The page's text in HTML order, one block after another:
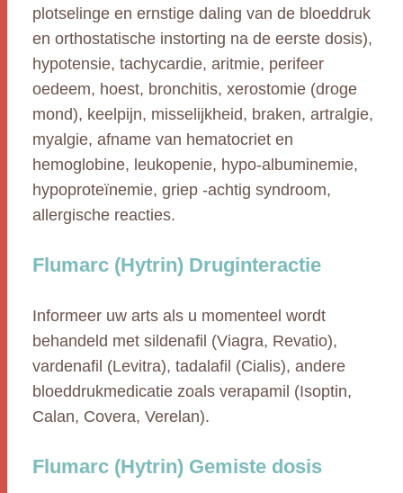
plotselinge en ernstige daling van de bloeddruk
en orthostatische instorting na de eerste dosis),
hypotensie, tachycardie, aritmie, perifeer
oedeem, hoest, bronchitis, xerostomie (droge
mond), keelpijn, misselijkheid, braken, artralgie,
myalgie, afname van hematocriet en
hemoglobine, leukopenie, hypo-albuminemie,
hypoproteïnemie, griep -achtig syndroom,
allergische reacties.
Flumarc (Hytrin) Druginteractie
Informeer uw arts als u momenteel wordt
behandeld met sildenafil (Viagra, Revatio),
vardenafil (Levitra), tadalafil (Cialis), andere
bloeddrukmedicatie zoals verapamil (Isoptin,
Calan, Covera, Verelan).
Flumarc (Hytrin) Gemiste dosis